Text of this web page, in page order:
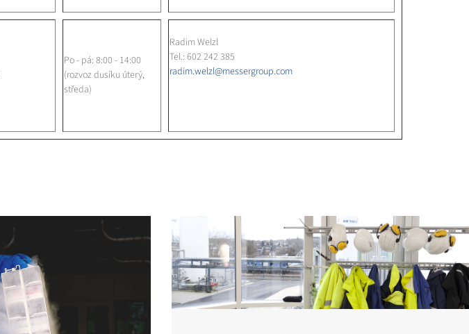
Po - pá: 8:00 - 14:00
(rozvoz dusíku úterý,
středa)
Radim Welzl
Tel.: 602 242 385
radim.welzl@messergroup.com